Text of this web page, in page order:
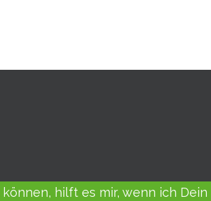
hilft es mir, wenn ich